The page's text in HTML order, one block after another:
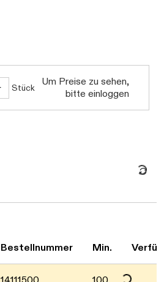
Stück
Um Preise zu sehen,
bitte einloggen
Daten werden
Bestellnummer Min. Daten werden geladen. Bitte warten...